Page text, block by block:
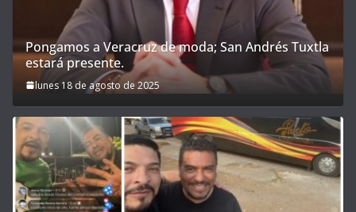
Pongamos a Veracruz de moda; San Andrés Tuxtla
estará presente.
lunes 18 de agosto de 2025